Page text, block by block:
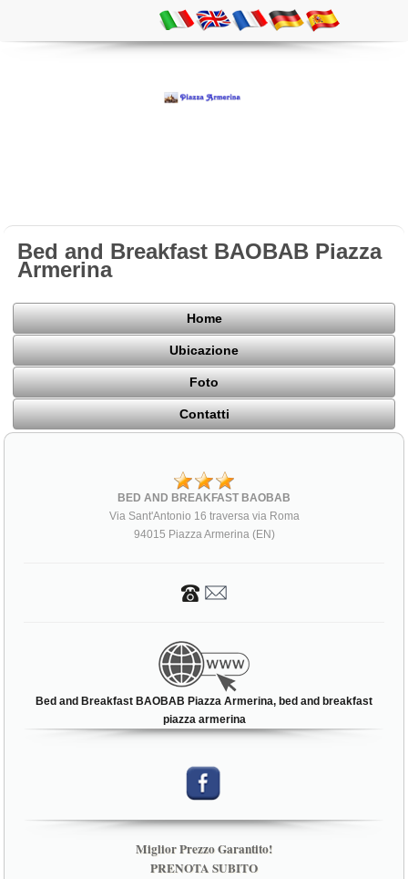
Bed and Breakfast BAOBAB Piazza
Armerina
Home
Ubicazione
Foto
Contatti
BED AND BREAKFAST BAOBAB
Via Sant'Antonio 16 traversa via Roma
94015 Piazza Armerina (EN)
Bed and Breakfast BAOBAB Piazza Armerina, bed and breakfast
piazza armerina
Miglior Prezzo Garantito!
PRENOTA SUBITO